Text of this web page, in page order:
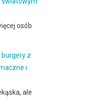
osób
z
i
ale